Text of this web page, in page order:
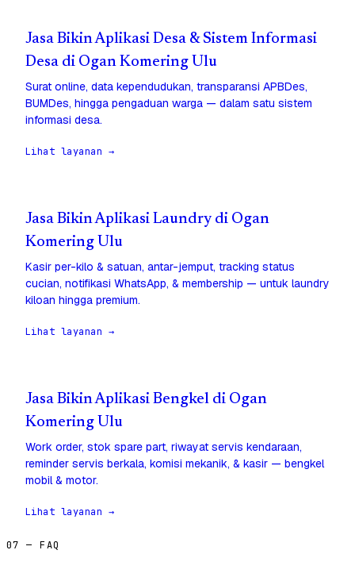
Jasa Bikin Aplikasi Desa & Sistem Informasi
Desa di Ogan Komering Ulu
Surat online, data kependudukan, transparansi APBDes,
BUMDes, hingga pengaduan warga — dalam satu sistem
informasi desa.
Lihat layanan →
Jasa Bikin Aplikasi Laundry di Ogan
Komering Ulu
Kasir per-kilo & satuan, antar-jemput, tracking status
cucian, notifikasi WhatsApp, & membership — untuk laundry
kiloan hingga premium.
Lihat layanan →
Jasa Bikin Aplikasi Bengkel di Ogan
Komering Ulu
Work order, stok spare part, riwayat servis kendaraan,
reminder servis berkala, komisi mekanik, & kasir — bengkel
mobil & motor.
Lihat layanan →
07 — FAQ